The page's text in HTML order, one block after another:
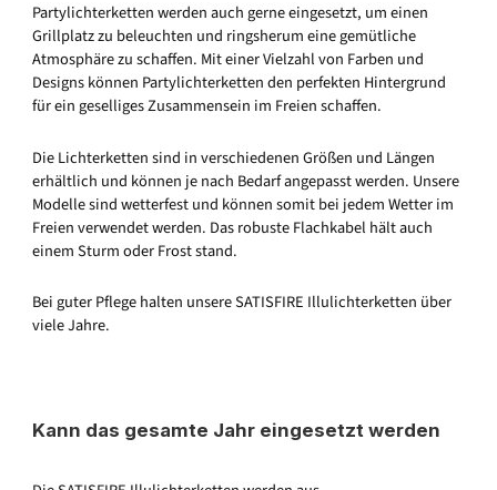
Partylichterketten werden auch gerne eingesetzt, um einen
Grillplatz zu beleuchten und ringsherum eine gemütliche
Atmosphäre zu schaffen. Mit einer Vielzahl von Farben und
Designs können Partylichterketten den perfekten Hintergrund
für ein geselliges Zusammensein im Freien schaffen.
Die Lichterketten sind in verschiedenen Größen und Längen
erhältlich und können je nach Bedarf angepasst werden. Unsere
Modelle sind wetterfest und können somit bei jedem Wetter im
Freien verwendet werden. Das robuste Flachkabel hält auch
einem Sturm oder Frost stand.
Bei guter Pflege halten unsere SATISFIRE Illulichterketten über
viele Jahre.
Kann das gesamte Jahr eingesetzt werden